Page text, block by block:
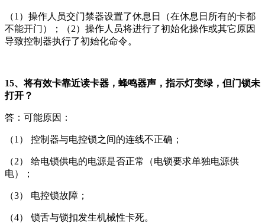
（1）操作人员交门禁器设置了休息日（在休息日所有的卡都
不能开门）；（2）操作人员将进行了初始化操作或其它原因
导致控制器执行了初始化命令。
15、将有效卡靠近读卡器，蜂鸣器声，指示灯变绿，但门锁未
打开？
答：可能原因：
（1） 控制器与电控锁之间的连线不正确；
（2） 给电锁供电的电源是否正常（电锁要求单独电源供
电）；
（3） 电控锁故障；
（4） 锁舌与锁扣发生机械性卡死。